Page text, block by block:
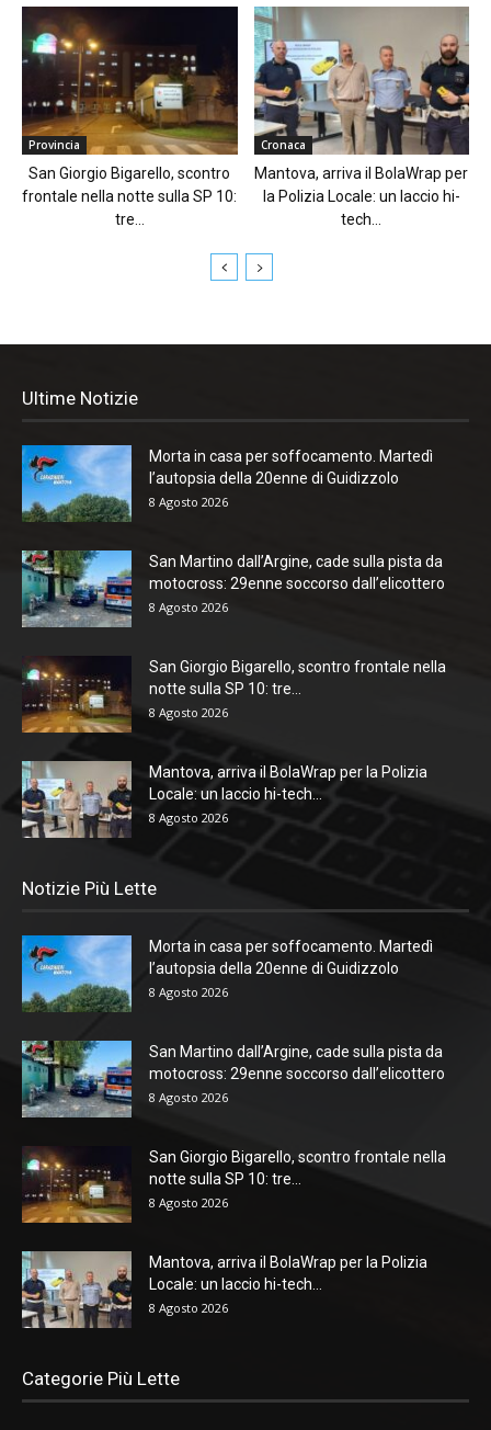
Provincia
San Giorgio Bigarello, scontro
frontale nella notte sulla SP 10:
tre...
Cronaca
Mantova, arriva il BolaWrap per
la Polizia Locale: un laccio hi-
tech...
Ultime Notizie
Morta in casa per soffocamento. Martedì
l’autopsia della 20enne di Guidizzolo
8 Agosto 2026
San Martino dall’Argine, cade sulla pista da
motocross: 29enne soccorso dall’elicottero
8 Agosto 2026
San Giorgio Bigarello, scontro frontale nella
notte sulla SP 10: tre...
8 Agosto 2026
Mantova, arriva il BolaWrap per la Polizia
Locale: un laccio hi-tech...
8 Agosto 2026
Notizie Più Lette
Morta in casa per soffocamento. Martedì
l’autopsia della 20enne di Guidizzolo
8 Agosto 2026
San Martino dall’Argine, cade sulla pista da
motocross: 29enne soccorso dall’elicottero
8 Agosto 2026
San Giorgio Bigarello, scontro frontale nella
notte sulla SP 10: tre...
8 Agosto 2026
Mantova, arriva il BolaWrap per la Polizia
Locale: un laccio hi-tech...
8 Agosto 2026
Categorie Più Lette